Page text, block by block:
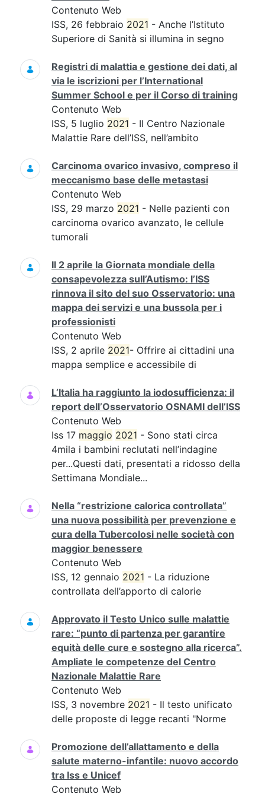
Contenuto Web
ISS, 26 febbraio 2021 - Anche l’Istituto
Superiore di Sanità si illumina in segno
Registri di malattia e gestione dei dati, al
via le iscrizioni per l’International
Summer School e per il Corso di training
Contenuto Web
ISS, 5 luglio 2021 - Il Centro Nazionale
Malattie Rare dell’ISS, nell’ambito
Carcinoma ovarico invasivo, compreso il
meccanismo base delle metastasi
Contenuto Web
ISS, 29 marzo 2021 - Nelle pazienti con
carcinoma ovarico avanzato, le cellule
tumorali
Il 2 aprile la Giornata mondiale della
consapevolezza sull’Autismo: l’ISS
rinnova il sito del suo Osservatorio: una
mappa dei servizi e una bussola per i
professionisti
Contenuto Web
ISS, 2 aprile 2021- Offrire ai cittadini una
mappa semplice e accessibile di
L’Italia ha raggiunto la iodosufficienza: il
report dell’Osservatorio OSNAMI dell’ISS
Contenuto Web
Iss 17 maggio 2021 - Sono stati circa
4mila i bambini reclutati nell’indagine
per...Questi dati, presentati a ridosso della
Settimana Mondiale...
Nella “restrizione calorica controllata”
una nuova possibilità per prevenzione e
cura della Tubercolosi nelle società con
maggior benessere
Contenuto Web
ISS, 12 gennaio 2021 - La riduzione
controllata dell’apporto di calorie
Approvato il Testo Unico sulle malattie
rare: “punto di partenza per garantire
equità delle cure e sostegno alla ricerca”.
Ampliate le competenze del Centro
Nazionale Malattie Rare
Contenuto Web
ISS, 3 novembre 2021 - Il testo unificato
delle proposte di legge recanti "Norme
Promozione dell’allattamento e della
salute materno-infantile: nuovo accordo
tra Iss e Unicef
Contenuto Web